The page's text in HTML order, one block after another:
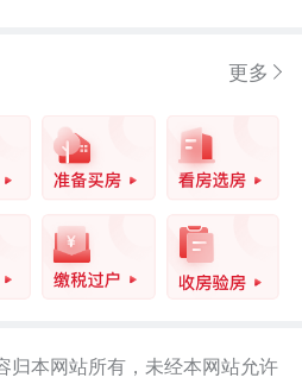
交付时的惊艳只是起
久如新，才是衡量其
。
皆有讲究。
在于一线稀缺资源，
更多
归本网站所有，未经本网站允许